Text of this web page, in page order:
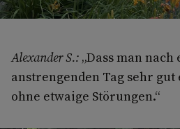
Alexander S.: „Dass man nach
anstrengenden Tag sehr
ohne etwaige Störungen.“